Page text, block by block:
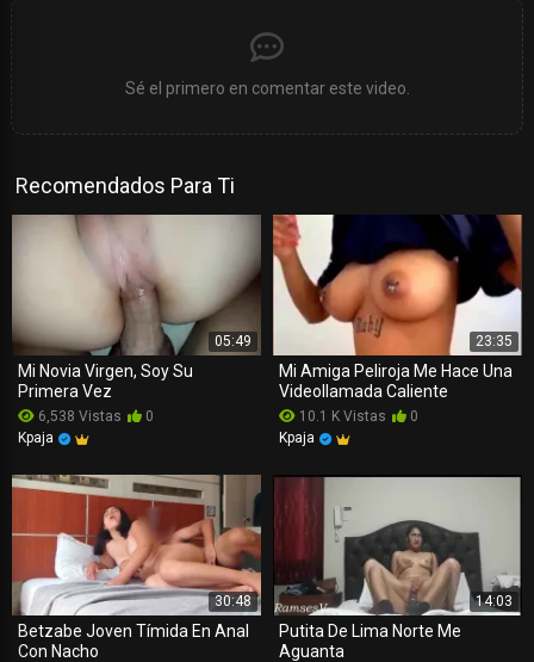
Sé el primero en comentar este video.
Recomendados Para Ti
05:49
Mi Novia Virgen, Soy Su
Primera Vez
6,538 Vistas
0
Kpaja
23:35
Mi Amiga Peliroja Me Hace Una
Videollamada Caliente
10.1 K Vistas
0
Kpaja
30:48
Betzabe Joven Tímida En Anal
Con Nacho
14:03
Putita De Lima Norte Me
Aguanta